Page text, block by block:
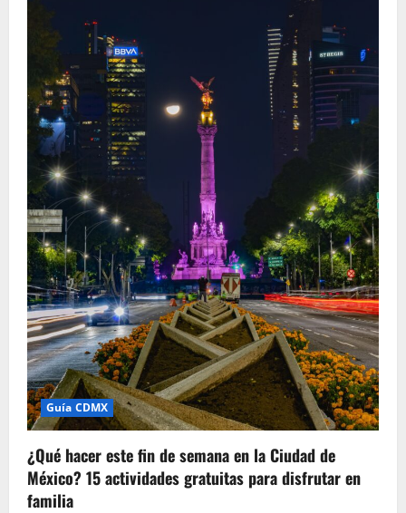
Guía CDMX
¿Qué hacer este fin de semana en la Ciudad de
México? 15 actividades gratuitas para disfrutar en
familia